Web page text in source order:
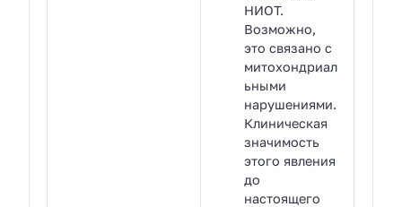
НИОТ.
Возможно,
это связано с
митохондриал
ьными
нарушениями.
Клиническая
значимость
этого явления
до
настоящего